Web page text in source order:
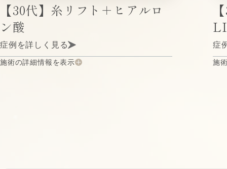
【30代】糸リフト＋ヒアルロ
ン酸
症例を詳しく見る
施術の詳細情報を表示
症
施